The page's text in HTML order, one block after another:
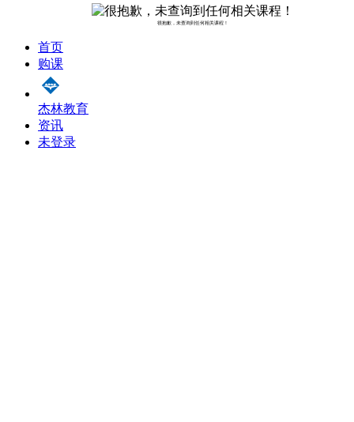
很抱歉，未查询到任何相关课程！
首页
购课
杰林教育
资讯
未登录